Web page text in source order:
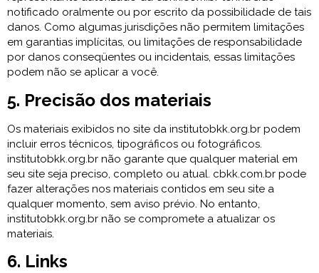
notificado oralmente ou por escrito da possibilidade de tais
danos. Como algumas jurisdições não permitem limitações
em garantias implícitas, ou limitações de responsabilidade
por danos conseqüentes ou incidentais, essas limitações
podem não se aplicar a você.
5. Precisão dos materiais
Os materiais exibidos no site da institutobkk.org.br podem
incluir erros técnicos, tipográficos ou fotográficos.
institutobkk.org.br não garante que qualquer material em
seu site seja preciso, completo ou atual. cbkk.com.br pode
fazer alterações nos materiais contidos em seu site a
qualquer momento, sem aviso prévio. No entanto,
institutobkk.org.br não se compromete a atualizar os
materiais.
6. Links